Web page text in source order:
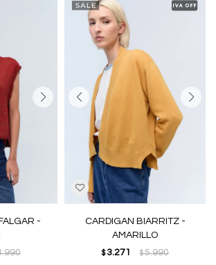
-
CARDIGAN BIARRITZ -
AMARILLO
$ 3.271 $5.990